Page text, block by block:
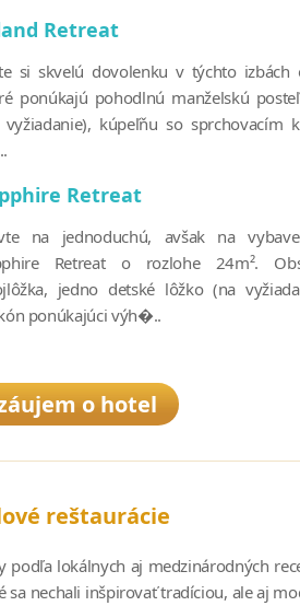
Retreat
si skvelú dovolenku v týchto izbách
ponúkajú pohodlnú manželskú
vyžiadanie), kúpeľňu so sprchovacím
Retreat
na jednoduchú, avšak na
Retreat o rozlohe 24m².
jedno detské lôžko (na
ponúkajúci výh�..
o hotel
reštaurácie
podľa lokálnych aj medzinárodných
sa nechali inšpirovať tradíciou, ale aj